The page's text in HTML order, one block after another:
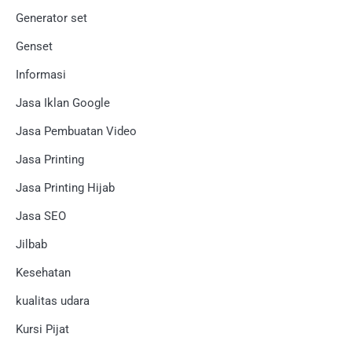
Generator set
Genset
Informasi
Jasa Iklan Google
Jasa Pembuatan Video
Jasa Printing
Jasa Printing Hijab
Jasa SEO
Jilbab
Kesehatan
kualitas udara
Kursi Pijat